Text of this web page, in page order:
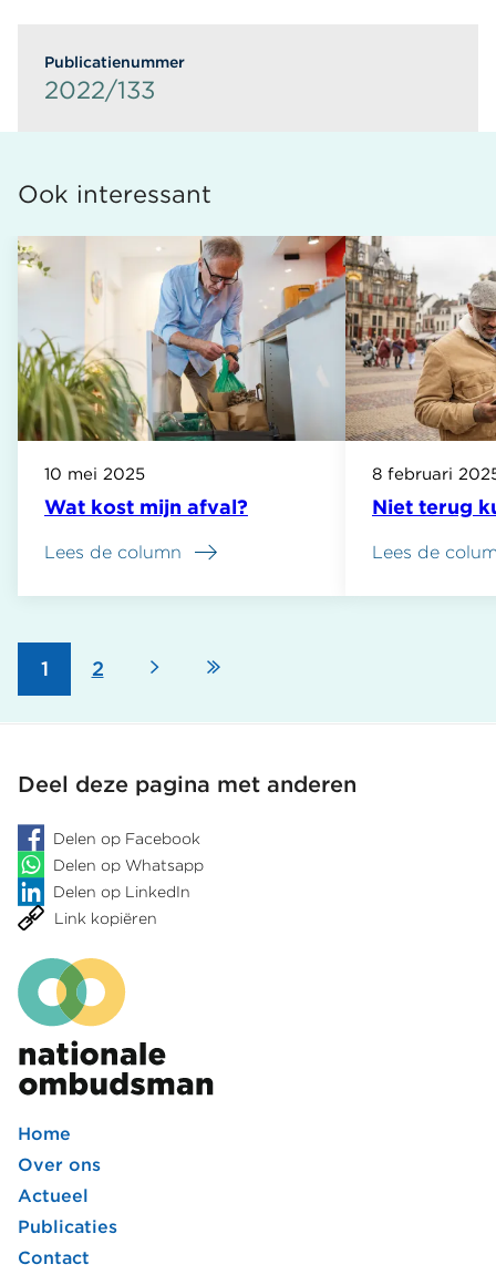
Publicatienummer
2022/133
Ook interessant
Wat kost mijn afval?
10 mei 2025
Lees de column
Niet terug
8 februari
Lees de
Paginering
Pagina
1 Pagina
2 Volgende
paginapagina
Deel deze pagina met anderen
Delen op Facebook
Delen op Whatsapp
Delen op LinkedIn
Link kopiëren
Footer
hoofdmenu
Home
Over ons
Actueel
Publicaties
Contact